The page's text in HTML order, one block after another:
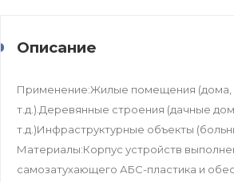
Описание
Применение:Жилые помещения (дома,
т.д.).Деревянные строения (дачные
т.д.)Инфраструктурные объекты
Материалы:Корпус устройств
самозатухающего АБС-пластика и